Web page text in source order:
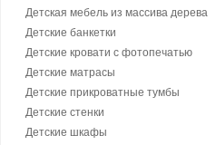
Детская мебель из массива дерева
Детские банкетки
Детские кровати с фотопечатью
Детские матрасы
Детские прикроватные тумбы
Детские стенки
Детские шкафы